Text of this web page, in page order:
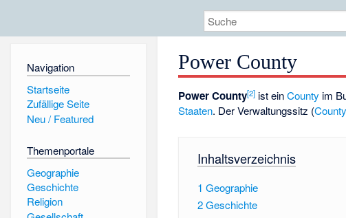
Navigation
Startseite
Zufällige Seite
Neu / Featured
Themenportale
Geographie
Geschichte
Religion
Power County
Power County[2] ist einCounty im
Staaten. Der Verwaltungssitz (
Inhaltsverzeichnis
1 Geographie
2Geschichte